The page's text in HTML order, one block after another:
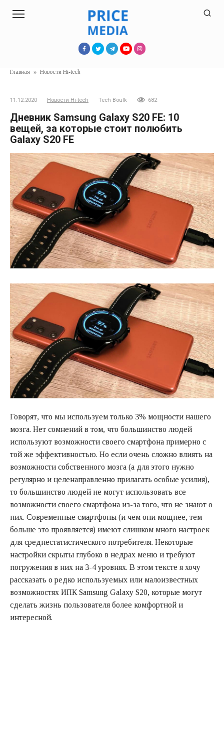
Главная » Новости Hi-tech
11.12.2020 Новости Hi-tech Tech Boulk 682
Дневник Samsung Galaxy S20 FE: 10
вещей, за которые стоит полюбить
Galaxy S20 FE
Говорят, что мы используем только 3% мощности нашего
мозга. Нет сомнений в том, что большинство людей
используют возможности своего смартфона примерно с
той же эффективностью. Но если очень сложно влиять на
возможности собственного мозга (а для этого нужно
регулярно и целенаправленно прилагать особые усилия),
то большинство людей не могут использовать все
возможности своего смартфона из-за того, что не знают о
них. Современные смартфоны (и чем они мощнее, тем
больше это проявляется) имеют слишком много настроек
для среднестатистического потребителя. Некоторые
настройки скрыты глубоко в недрах меню и требуют
погружения в них на 3-4 уровнях. В этом тексте я хочу
рассказать о редко используемых или малоизвестных
возможностях ИПК Samsung Galaxy S20, которые могут
сделать жизнь пользователя более комфортной и
интересной.